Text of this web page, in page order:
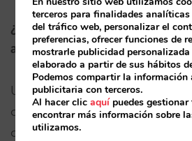
¿Atribución de “último clic” o
asistidas”?
Uno de los grandes debates en
online, y más en los modelos
comisionables, es el llamado
terceros para finalidades
del tráfico web, personalizar el
preferencias, ofrecer funciones de
mostrarle publicidad
elaborado a partir de sus hábitos
Podemos compartir la
publicitaria con terceros.
Al hacer clicaquípuedes
encontrar más información sobre
utilizamos.